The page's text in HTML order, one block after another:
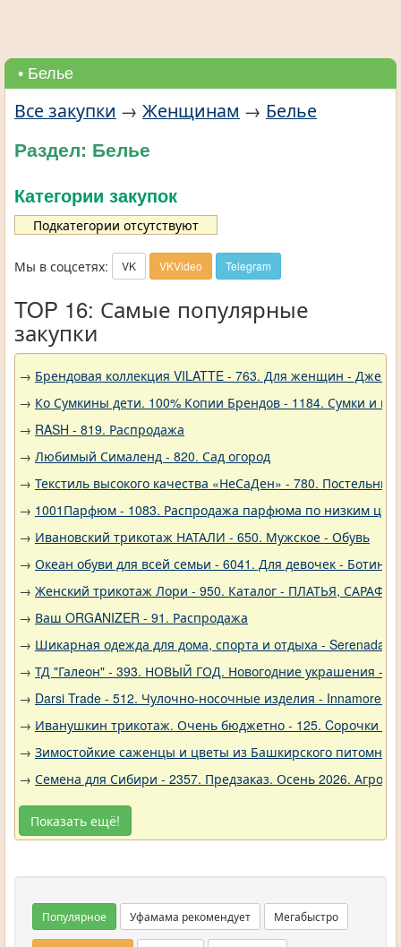
• Белье
Все закупки → Женщинам → Белье
Раздел: Белье
Категории закупок
Подкатегории отсутствуют
Мы в соцсетях: VK VKVideo Telegram
TOP 16: Самые популярные
закупки
→ Брендовая коллекция VILATTE - 763. Для женщин -
→ Ко Сумкины дети. 100% Копии Брендов - 1184. Сумки и
→ RASH - 819. Распродажа
→ Любимый Сималенд - 820. Сад огород
→ Текстиль высокого качества «НеСаДен» - 780.
→ 1001Парфюм - 1083. Распродажа парфюма по низким
→ Ивановский трикотаж НАТАЛИ - 650. Мужское - Обувь
→ Океан обуви для всей семьи - 6041. Для девочек - Ботинки
→ Женский трикотаж Лори - 950. Каталог - ПЛАТЬЯ,
→ Ваш ORGANIZER - 91. Распродажа
→ Шикарная одежда для дома, спорта и отдыха - Serenada
→ ТД "Галеон" - 393. НОВЫЙ ГОД. Новогодние украшения -
→ Darsi Trade - 512. Чулочно-носочные изделия - Innamore
→ Иванушкин трикотаж. Очень бюджетно - 125. Cорочки
→ Зимостойкие саженцы и цветы из Башкирского
→ Семена для Сибири - 2357. Предзаказ. Осень 2026.
Показать ещё!
Популярное Уфамама рекомендует Мегабыстро